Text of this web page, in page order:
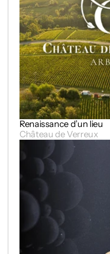
Renaissance d’un lieu
Château de Verreux